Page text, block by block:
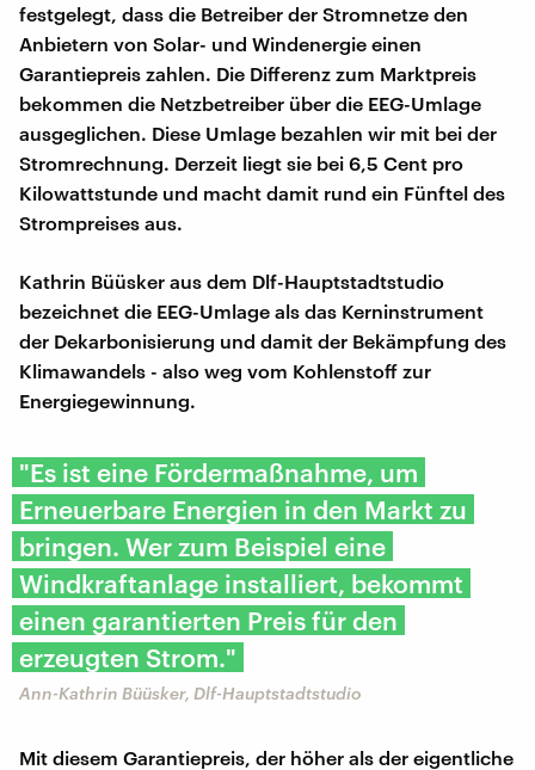
festgelegt, dass die Betreiber der Stromnetze den
Anbietern von Solar- und Windenergie einen
Garantiepreis zahlen. Die Differenz zum Marktpreis
bekommen die Netzbetreiber über die EEG-Umlage
ausgeglichen. Diese Umlage bezahlen wir mit bei der
Stromrechnung. Derzeit liegt sie bei 6,5 Cent pro
Kilowattstunde und macht damit rund ein Fünftel des
Strompreises aus.
Kathrin Büüsker aus dem Dlf-Hauptstadtstudio
bezeichnet die EEG-Umlage als das Kerninstrument
der Dekarbonisierung und damit der Bekämpfung des
Klimawandels - also weg vom Kohlenstoff zur
Energiegewinnung.
"Es ist eine Fördermaßnahme, um
Erneuerbare Energien in den Markt zu
bringen. Wer zum Beispiel eine
Windkraftanlage installiert, bekommt
einen garantierten Preis für den
erzeugten Strom."
Ann-Kathrin Büüsker, Dlf-Hauptstadtstudio
Mit diesem Garantiepreis, der höher als der eigentliche